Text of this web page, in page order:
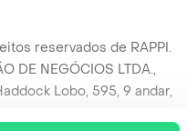
reservados de RAPPI.
DE NEGÓCIOS LTDA.,
Lobo, 595, 9 andar,